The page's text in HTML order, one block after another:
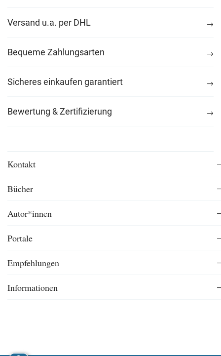
Versand u.a. per DHL
Bequeme Zahlungsarten
Sicheres einkaufen garantiert
Bewertung & Zertifizierung
Kontakt
Bücher
Autor*innen
Portale
Empfehlungen
Informationen